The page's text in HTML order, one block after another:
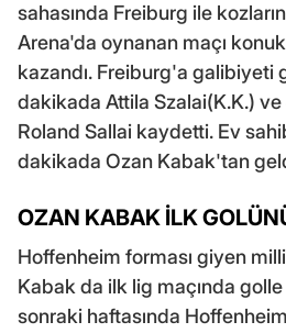
sahasında Freiburg ile
Arena'da oynanan maçı
kazandı. Freiburg'a galibiyeti
dakikada Attila Szalai(K.K.)
Roland Sallai kaydetti. Ev
dakikada Ozan Kabak'tan
OZAN KABAK İLK
Hoffenheim forması giyen
Kabak da ilk lig maçında golle
sonraki haftasında